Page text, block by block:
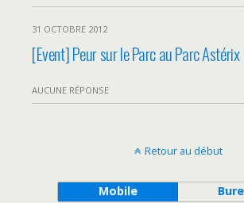
31 OCTOBRE 2012
[Event] Peur sur le Parc au Parc Astérix
AUCUNE RÉPONSE
Retour au début
Mobile